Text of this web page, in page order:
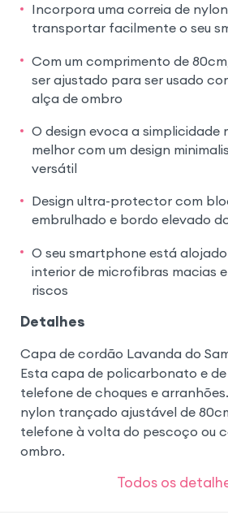
Incorpora uma correia de
transportar facilmente o seu
Com um comprimento de
ser ajustado para ser usado
alça de ombro
O design evoca a simplicidade
melhor com um design
versátil
Design ultra-protector com
embrulhado e bordo elevado
O seu smartphone está
interior de microfibras macias
riscos
Detalhes
Capa de cordão Lavanda do
Esta capa de policarbonato e
telefone de choques e
nylon trançado ajustável de
telefone à volta do pescoço ou
ombro.
Todos os